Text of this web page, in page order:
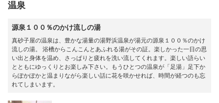
温泉
源泉１００％のかけ流しの湯
真砂子屋の温泉は、豊かな湯量の湯野浜温泉が湯元の源泉１００％のかけ
流しの湯。 浴槽からこんこんとあふれる湯がその証。楽しかった一日の思
い出と身体を温め、さっぱりと疲れを洗い流してくれます。楽しい語らい
とともにゆっくりとお楽しみ下さい。もうひとつの温泉が「足湯」足下か
らぽかぽかと温まりながら楽しい話に花を咲かせれば、時間が経つのも忘
れてしまいます。